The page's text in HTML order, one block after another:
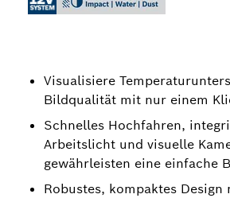
Visualisiere
Bildqualität mit nur einem
Schnelles Hochfahren,
Arbeitslicht und visuelle
gewährleisten eine einfache
Robustes, kompaktes